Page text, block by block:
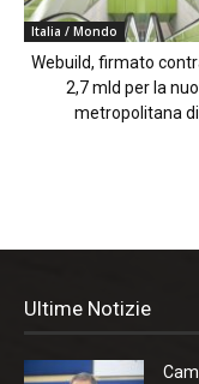
Italia / Mondo
Webuild, firmato
2,7 mld per la
metropolitana di...
Ultime Notizie